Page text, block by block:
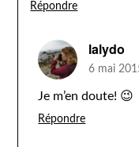
Répondre
lalydo
6 mai
Je m’en doute! 😉
Répondre